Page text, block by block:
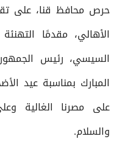
حرص محافظ قنا، على
الأهالي، مقدمًا
السيسي، رئيس
المبارك بمناسبة عيد
على مصرنا الغالية
والسلام.